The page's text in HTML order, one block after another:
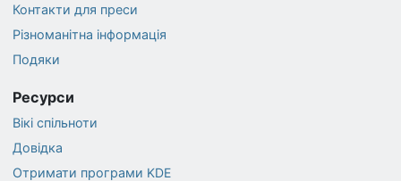
Контакти для преси
Різноманітна інформація
Подяки
Ресурси
Вікі спільноти
Довідка
Отримати програми KDE